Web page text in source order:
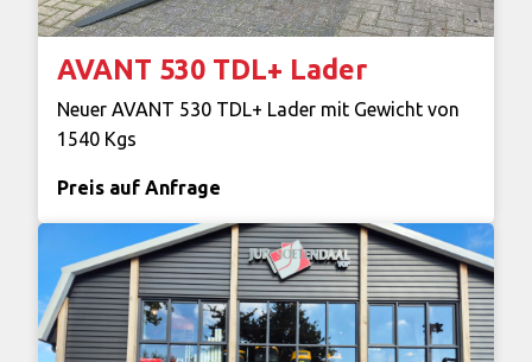
AVANT 530 TDL+ Lader
Neuer AVANT 530 TDL+ Lader mit Gewicht von
1540 Kgs
Preis auf Anfrage